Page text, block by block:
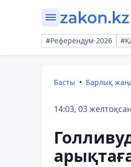
#Референдум-2026
Басты Барлық
14:03, 03